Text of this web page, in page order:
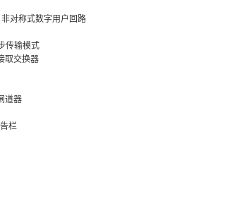
对称式数字用户回路
传输模式
取交换器
道器
栏